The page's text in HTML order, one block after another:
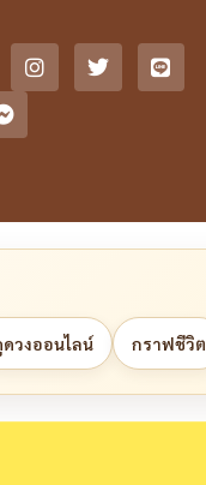
ดวงออนไลน์ กราฟชีวิต